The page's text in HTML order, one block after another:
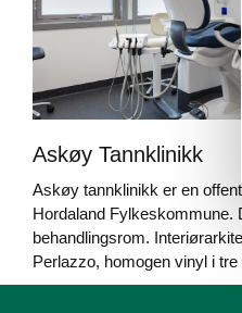
Askøy Tannklinikk
Askøy tannklinikk er en
Hordaland Fylkeskommune.
behandlingsrom.
Perlazzo, homogen vinyl i tre